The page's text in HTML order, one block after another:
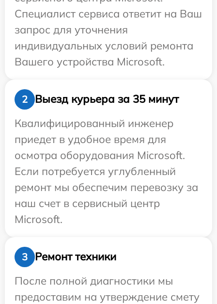
Специалист сервиса ответит на Ваш
запрос для уточнения
индивидуальных условий ремонта
Вашего устройства Microsoft.
2
Выезд курьера за 35 минут
Квалифицированный инженер
приедет в удобное время для
осмотра оборудования Microsoft.
Если потребуется углубленный
ремонт мы обеспечим перевозку за
наш счет в сервисный центр
Microsoft.
3
Ремонт техники
После полной диагностики мы
предоставим на утверждение смету